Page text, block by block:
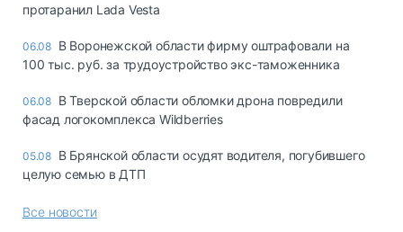
протаранил Lada Vesta
06.08 В Воронежской области фирму оштрафовали на
100 тыс. руб. за трудоустройство экс-таможенника
06.08 В Тверской области обломки дрона повредили
фасад логокомплекса Wildberries
05.08 В Брянской области осудят водителя, погубившего
целую семью в ДТП
Все новости